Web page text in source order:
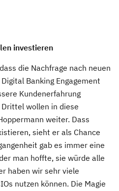
investieren
die Nachfrage nach neuen
Banking Engagement
Kundenerfahrung
wollen in diese
weiter. Dass
sieht er als Chance
gab es immer eine
man hoffte, sie würde alle
haben wir sehr viele
nutzen können. Die Magie